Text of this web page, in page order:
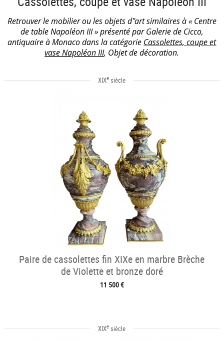
Retrouver le mobilier ou les objets d''art similaires à « Centre
de table Napoléon III » présenté par Galerie de Cicco,
antiquaire à Monaco dans la catégorie Cassolettes, coupe et
vase Napoléon III, Objet de décoration.
XIXe siècle
Paire de cassolettes fin XIXe en marbre Brèche
de Violette et bronze doré
11 500 €
XIXe siècle